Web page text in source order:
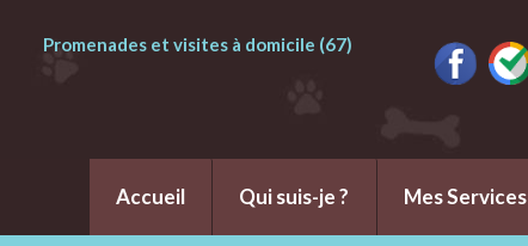
Promenades et visites à domicile (67)
Accueil Qui suis-je ? Mes Services